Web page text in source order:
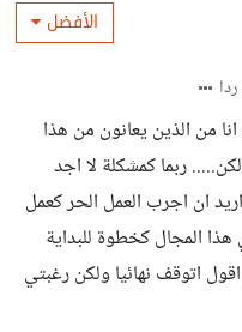
الأفضل
من الذين يعانون من هذا
ربما كمشكلة لا اجد
ان اجرب العمل الحر كعمل
المجال كخطوة للبداية
اتوقف نهائيا ولكن رغبتي